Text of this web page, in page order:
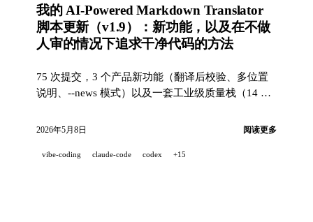
我的 AI-Powered Markdown Translator
脚本更新（v1.9）：新功能，以及在不做
人审的情况下追求干净代码的方法
75 次提交，3 个产品新功能（翻译后校验、多位置
说明、--news 模式）以及一套工业级质量栈（14 个
个 100% 由 AI 结对开发的项目中追求干净代码。
2026年5月8日 阅读更多
vibe-coding claude-code codex +15